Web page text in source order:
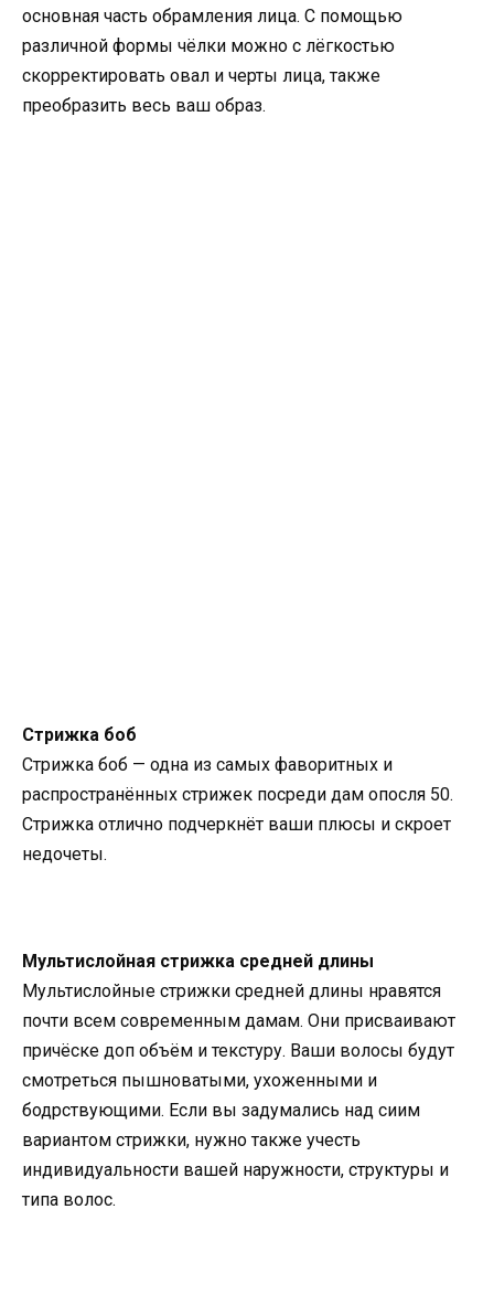
основная часть обрамления лица. С помощью
различной формы чёлки можно с лёгкостью
скорректировать овал и черты лица, также
преобразить весь ваш образ.
Стрижка боб
Стрижка боб — одна из самых фаворитных и
распространённых стрижек посреди дам опосля 50.
Стрижка отлично подчеркнёт ваши плюсы и скроет
недочеты.
Мультислойная стрижка средней длины
Мультислойные стрижки средней длины нравятся
почти всем современным дамам. Они присваивают
причёске доп объём и текстуру. Ваши волосы будут
смотреться пышноватыми, ухоженными и
бодрствующими. Если вы задумались над сиим
вариантом стрижки, нужно также учесть
индивидуальности вашей наружности, структуры и
типа волос.